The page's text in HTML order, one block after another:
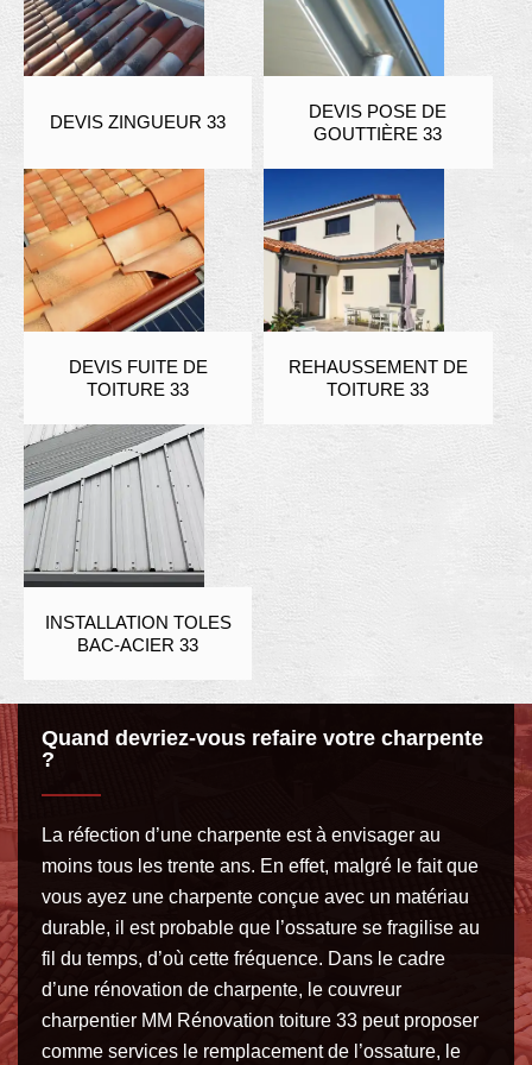
DEVIS ZINGUEUR 33
DEVIS POSE DE
GOUTTIÈRE 33
DEVIS FUITE DE
TOITURE 33
REHAUSSEMENT DE
TOITURE 33
INSTALLATION TOLES
BAC-ACIER 33
Quand devriez-vous refaire votre charpente
?
La réfection d’une charpente est à envisager au
moins tous les trente ans. En effet, malgré le fait que
vous ayez une charpente conçue avec un matériau
durable, il est probable que l’ossature se fragilise au
fil du temps, d’où cette fréquence. Dans le cadre
d’une rénovation de charpente, le couvreur
charpentier MM Rénovation toiture 33 peut proposer
comme services le remplacement de l’ossature, le